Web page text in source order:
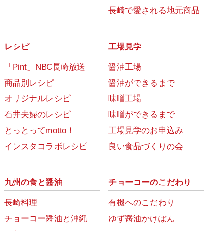
長崎で愛される地元商品
レシピ
「Pint」NBC長崎放送
商品別レシピ
オリジナルレシピ
石井夫婦のレシピ
とっとってmotto！
インスタコラボレシピ
工場見学
醤油工場
醤油ができるまで
味噌工場
味噌ができるまで
工場見学のお申込み
良い食品づくりの会
九州の食と醤油
長崎料理
チョーコー醤油と沖縄
チョーコーのこだわり
有機へのこだわり
ゆず醤油かけぽん